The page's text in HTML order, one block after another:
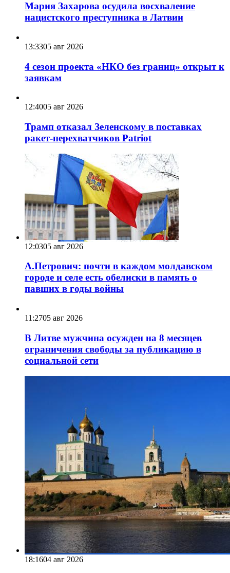
Мария Захарова осудила восхваление
нацистского преступника в Латвии
13:3305 авг 2026
4 сезон проекта «НКО без границ» открыт к
заявкам
12:4005 авг 2026
Трамп отказал Зеленскому в поставках
ракет-перехватчиков Patriot
12:0305 авг 2026
А.Петрович: почти в каждом молдавском
городе и селе есть обелиски в память о
павших в годы войны
11:2705 авг 2026
В Литве мужчина осужден на 8 месяцев
ограничения свободы за публикацию в
социальной сети
18:1604 авг 2026